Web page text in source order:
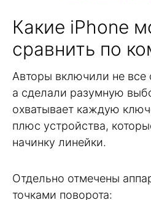
Какие iPhone
сравнить по
Авторы включили не все
а сделали разумную
охватывает каждую
плюс устройства,
начинку линейки.
Отдельно отмечены
точками поворота: